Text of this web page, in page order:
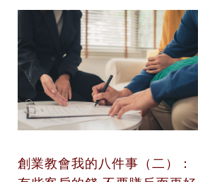
創業教會我的八件事（二）：